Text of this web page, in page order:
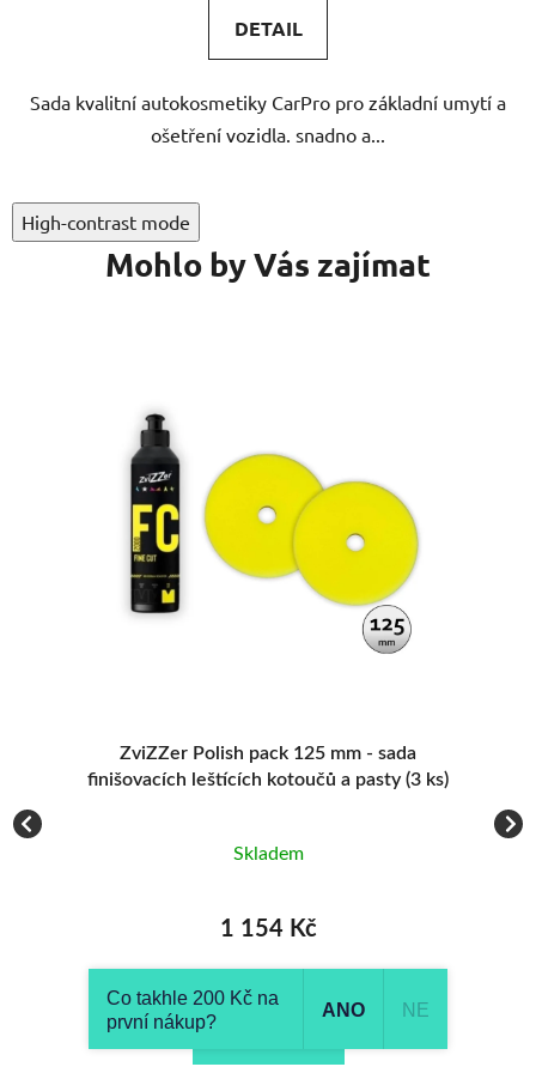
DETAIL
Sada kvalitní autokosmetiky CarPro pro základní umytí a
ošetření vozidla. snadno a...
High-contrast mode
Mohlo by Vás zajímat
ZviZZer Polish pack 125 mm - sada hrubých
leštících kotoučů a pasty (3 ks)
Skladem
1 145 Kč
Do košíku
Co takhle 200 Kč na
první nákup?
ANO NE